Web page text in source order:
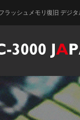
ラッシュメモリ復旧 デジ